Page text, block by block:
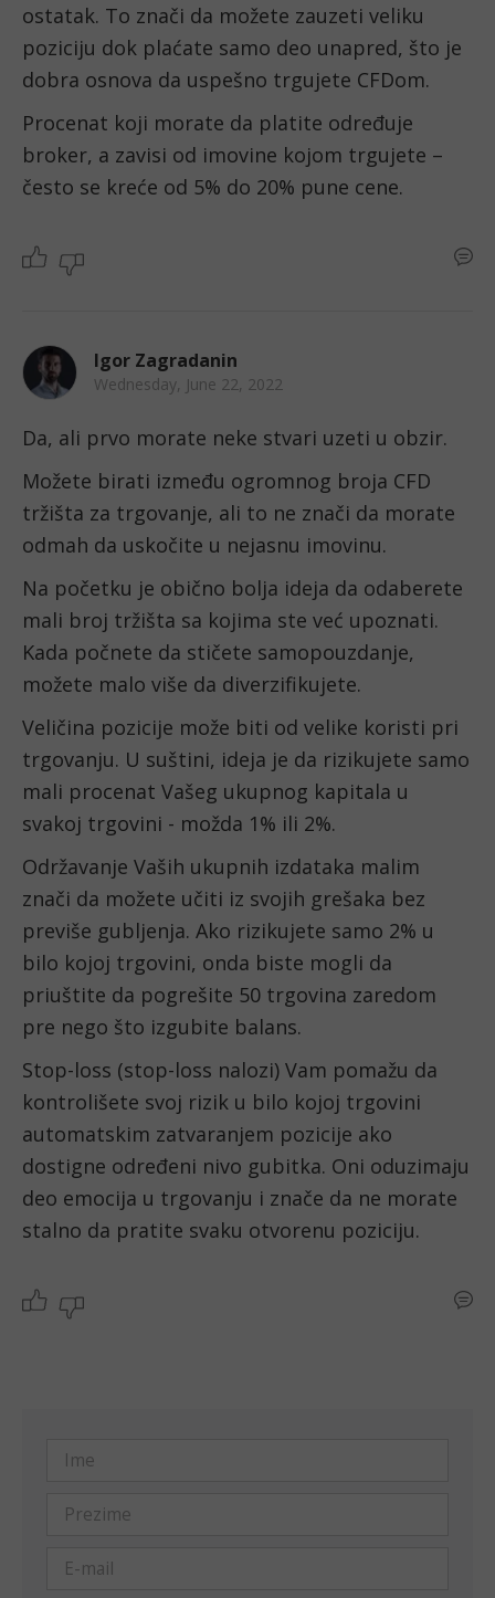
ostatak. To znači da možete zauzeti veliku
poziciju dok plaćate samo deo unapred, što je
dobra osnova da uspešno trgujete CFDom.
Procenat koji morate da platite određuje
broker, a zavisi od imovine kojom trgujete –
često se kreće od 5% do 20% pune cene.
Igor Zagradanin
Wednesday, June 22, 2022
Da, ali prvo morate neke stvari uzeti u obzir.
Možete birati između ogromnog broja CFD
tržišta za trgovanje, ali to ne znači da morate
odmah da uskočite u nejasnu imovinu.
Na početku je obično bolja ideja da odaberete
mali broj tržišta sa kojima ste već upoznati.
Kada počnete da stičete samopouzdanje,
možete malo više da diverzifikujete.
Veličina pozicije može biti od velike koristi pri
trgovanju. U suštini, ideja je da rizikujete samo
mali procenat Vašeg ukupnog kapitala u
svakoj trgovini - možda 1% ili 2%.
Održavanje Vaših ukupnih izdataka malim
znači da možete učiti iz svojih grešaka bez
previše gubljenja. Ako rizikujete samo 2% u
bilo kojoj trgovini, onda biste mogli da
priuštite da pogrešite 50 trgovina zaredom
pre nego što izgubite balans.
Stop-loss (stop-loss nalozi) Vam pomažu da
kontrolišete svoj rizik u bilo kojoj trgovini
automatskim zatvaranjem pozicije ako
dostigne određeni nivo gubitka. Oni oduzimaju
deo emocija u trgovanju i znače da ne morate
stalno da pratite svaku otvorenu poziciju.